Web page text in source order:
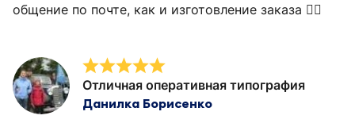
общение по почте, как и изготовление заказа 👍🏻
Отличная оперативная типография
Данилка Борисенко